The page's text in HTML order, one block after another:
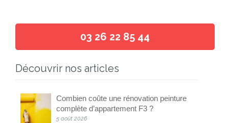
03 26 22 85 44
Découvrir nos articles
Combien coûte une rénovation peinture
complète d’appartement F3 ?
5 août 2026